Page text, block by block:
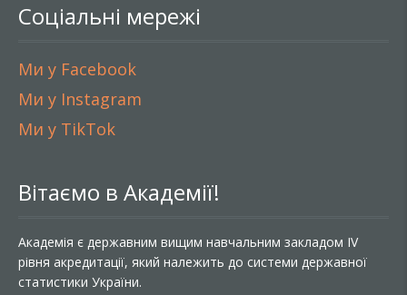
Соціальні мережі
Ми у Facebook
Ми у Instagram
Ми у TikTok
Вітаємо в Академії!
Академія є державним вищим навчальним закладом IV
рівня акредитації, який належить до системи державної
статистики України.